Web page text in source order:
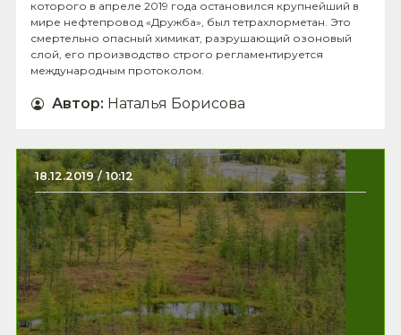
которого в апреле 2019 года остановился крупнейший в
мире нефтепровод «Дружба», был тетрахлорметан. Это
смертельно опасный химикат, разрушающий озоновый
слой, его производство строго регламентируется
международным протоколом.
Автор: Наталья Борисова
18.12.2019 / 10:12